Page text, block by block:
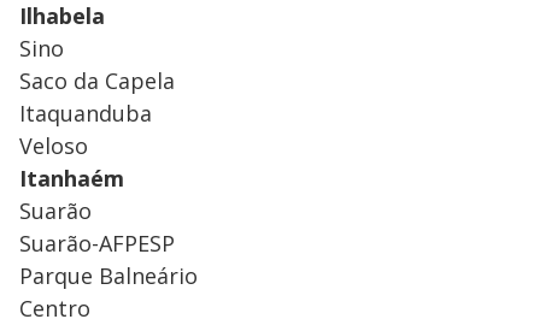
Ilhabela
Sino
Saco da Capela
Itaquanduba
Veloso
Itanhaém
Suarão
Suarão-AFPESP
Parque Balneário
Centro